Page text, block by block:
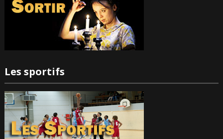
Les sportifs